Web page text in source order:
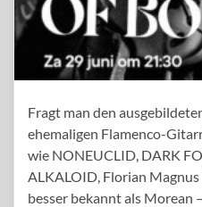
Fragt man den
ehemaligen Flamenco-
wie NONEUCLID, DARK
ALKALOID, Florian
besser bekannt als Morean